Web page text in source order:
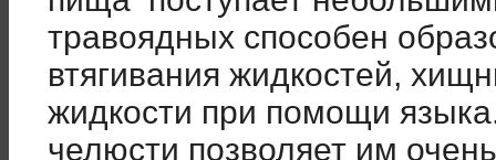
травоядных способен
втягивания жидкостей,
жидкости при помощи
челюсти позволяет им